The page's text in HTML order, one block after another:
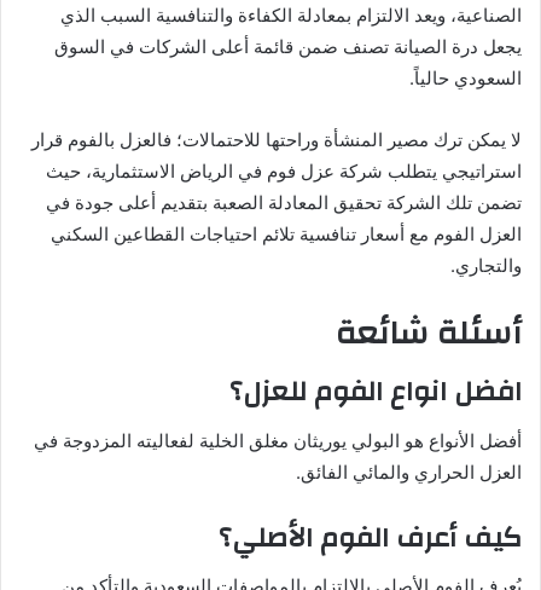
الصناعية، ويعد الالتزام بمعادلة الكفاءة والتنافسية السبب الذي
يجعل درة الصيانة تصنف ضمن قائمة أعلى الشركات في السوق
السعودي حالياً.
لا يمكن ترك مصير المنشأة وراحتها للاحتمالات؛ فالعزل بالفوم قرار
استراتيجي يتطلب شركة عزل فوم في الرياض الاستثمارية، حيث
تضمن تلك الشركة تحقيق المعادلة الصعبة بتقديم أعلى جودة في
العزل الفوم مع أسعار تنافسية تلائم احتياجات القطاعين السكني
والتجاري.
أسئلة شائعة
افضل انواع الفوم للعزل؟
أفضل الأنواع هو البولي يوريثان مغلق الخلية لفعاليته المزدوجة في
العزل الحراري والمائي الفائق.
كيف أعرف الفوم الأصلي؟